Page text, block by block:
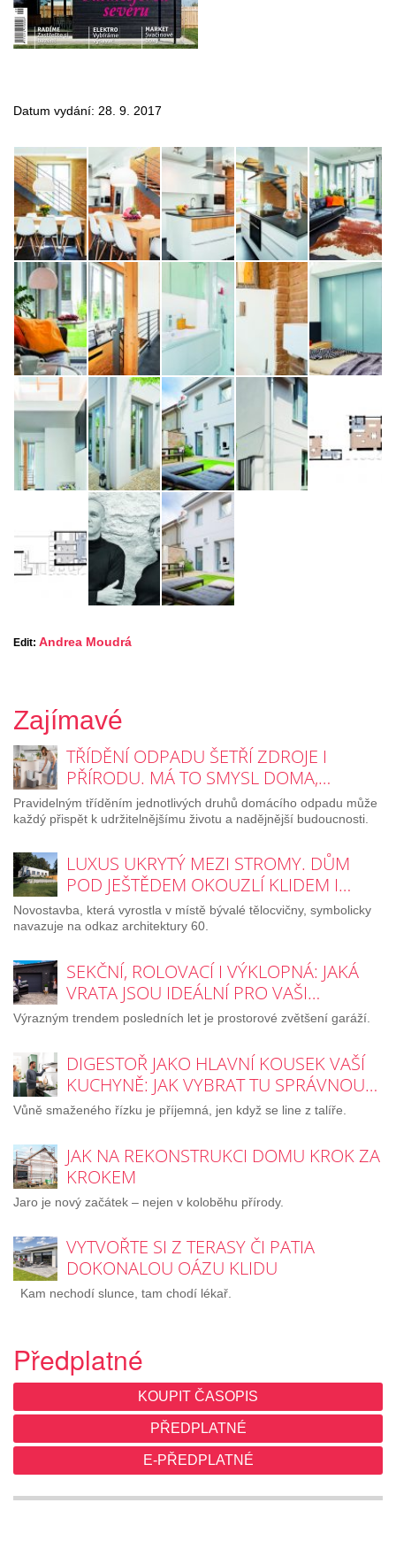
Datum vydání: 28. 9. 2017
Edit: Andrea Moudrá
Zajímavé
TŘÍDĚNÍ ODPADU ŠETŘÍ ZDROJE I
PŘÍRODU. MÁ TO SMYSL DOMA,…
Pravidelným tříděním jednotlivých druhů domácího odpadu může
každý přispět k udržitelnějšímu životu a nadějnější budoucnosti.
LUXUS UKRYTÝ MEZI STROMY. DŮM
POD JEŠTĚDEM OKOUZLÍ KLIDEM I…
Novostavba, která vyrostla v místě bývalé tělocvičny, symbolicky
navazuje na odkaz architektury 60.
SEKČNÍ, ROLOVACÍ I VÝKLOPNÁ: JAKÁ
VRATA JSOU IDEÁLNÍ PRO VAŠI…
Výrazným trendem posledních let je prostorové zvětšení garáží.
DIGESTOŘ JAKO HLAVNÍ KOUSEK VAŠÍ
KUCHYNĚ: JAK VYBRAT TU SPRÁVNOU…
Vůně smaženého řízku je příjemná, jen když se line z talíře.
JAK NA REKONSTRUKCI DOMU KROK ZA
KROKEM
Jaro je nový začátek – nejen v koloběhu přírody.
VYTVOŘTE SI Z TERASY ČI PATIA
DOKONALOU OÁZU KLIDU
Kam nechodí slunce, tam chodí lékař.
Předplatné
KOUPIT ČASOPIS
PŘEDPLATNÉ
E-PŘEDPLATNÉ